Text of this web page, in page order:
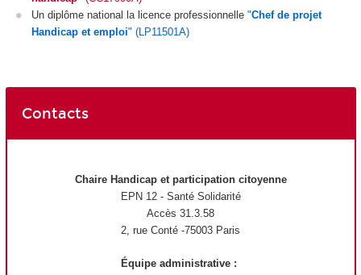
Un diplôme national
la licence professionnelle "Chef de projet
Handicap et emploi" (LP11501A)
Contacts
Chaire Handicap et participation citoyenne
EPN 12 - Santé Solidarité
Accès 31.3.58
2, rue Conté -75003 Paris
Équipe administrative :